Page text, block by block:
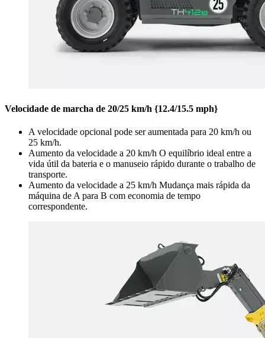
Velocidade de marcha de 20/25 km/h {12.4/15.5 mph}
A velocidade opcional pode ser aumentada para 20 km/h ou
25 km/h.
Aumento da velocidade a 20 km/h O equilíbrio ideal entre a
vida útil da bateria e o manuseio rápido durante o trabalho de
transporte.
Aumento da velocidade a 25 km/h Mudança mais rápida da
máquina de A para B com economia de tempo
correspondente.